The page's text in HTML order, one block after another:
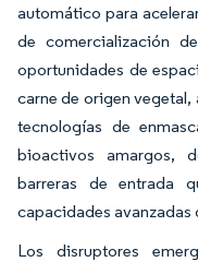
automático para
de comercialización
oportunidades de
carne de origen
tecnologías de
bioactivos amargos,
barreras de entrada
capacidades avanzadas
Los disruptores